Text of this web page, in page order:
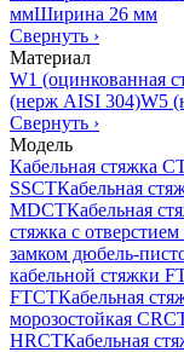
ммШирина 26 мм
Свернуть ›
Материал
W1 (оцинкованная
(нерж AISI 304)W5
Свернуть ›
Модель
Кабельная стяжка
SSCTКабельная
MDCTКабельная
стяжка с
замком дюбель-
кабельной стяжки
FTCTКабельная
морозостойкая
HRCTКабельная